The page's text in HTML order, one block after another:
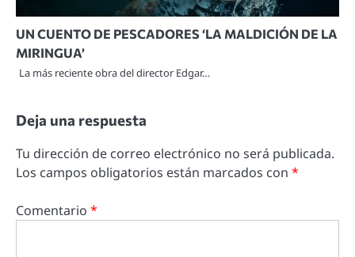
UN CUENTO DE PESCADORES ‘LA MALDICIÓN DE LA
MIRINGUA’
La más reciente obra del director Edgar…
Deja una respuesta
Tu dirección de correo electrónico no será publicada.
Los campos obligatorios están marcados con *
Comentario *